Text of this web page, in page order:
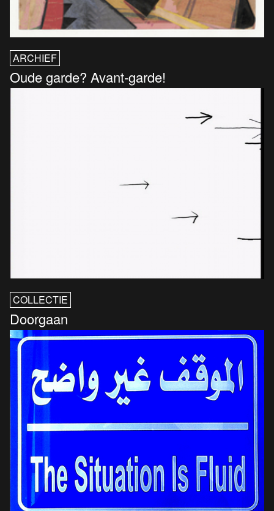
ARCHIEF
Oude garde? Avant-garde!
COLLECTIE
Doorgaan